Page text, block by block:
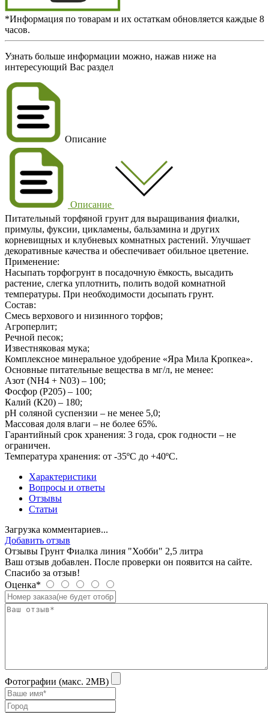
*Информация по товарам и их остаткам обновляется каждые 8
часов.
Узнать больше информации можно, нажав ниже на
интересующий Вас раздел
Описание
Описание
Питательный торфяной грунт для выращивания фиалки,
примулы, фуксии, цикламены, бальзамина и других
корневищных и клубневых комнатных растений. Улучшает
декоративные качества и обеспечивает обильное цветение.
Применение:
Насыпать торфогрунт в посадочную ёмкость, высадить
растение, слегка уплотнить, полить водой комнатной
температуры. При необходимости досыпать грунт.
Состав:
Смесь верхового и низинного торфов;
Агроперлит;
Речной песок;
Известняковая мука;
Комплексное минеральное удобрение «Яра Мила Кропкеа».
Основные питательные вещества в мг/л, не менее:
Азот (NH4 + N03) – 100;
Фосфор (Р205) – 100;
Калий (К20) – 180;
рН соляной суспензии – не менее 5,0;
Массовая доля влаги – не более 65%.
Гарантийный срок хранения: 3 года, срок годности – не
ограничен.
Температура хранения: от -35ºС до +40ºС.
Характеристики
Вопросы и ответы
Отзывы
Статьи
Загрузка комментариев...
Добавить отзыв
Отзывы Грунт Фиалка линия "Хобби" 2,5 литра
Ваш отзыв добавлен. После проверки он появится на сайте.
Спасибо за отзыв!
Оценка*
Фотографии (макс. 2MB)